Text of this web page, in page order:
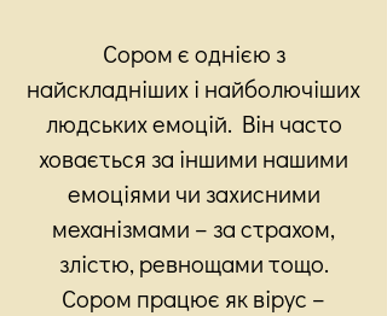
Сором є однією з
найскладніших і найболючіших
людських емоцій. Він часто
ховається за іншими нашими
емоціями чи захисними
механізмами – за страхом,
злістю, ревнощами тощо.
Сором працює як вірус –